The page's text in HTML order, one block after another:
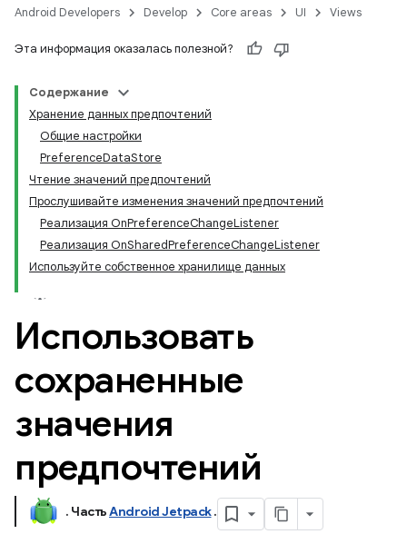
Android Developers Develop Core areas UI Views
Эта информация оказалась полезной?
Содержание
Хранение данных предпочтений
Общие настройки
PreferenceDataStore
Чтение значений предпочтений
Прослушивайте изменения значений предпочтений
Реализация OnPreferenceChangeListener
Реализация OnSharedPreferenceChangeListener
Используйте собственное хранилище данных
Использовать
сохраненные
значения
предпочтений
. ЧастьAndroid Jetpack.